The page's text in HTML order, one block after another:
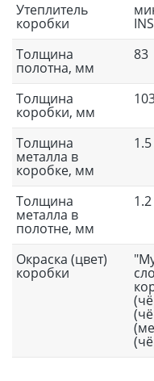
Утеплитель
коробки
Толщина
полотна, мм
83
Толщина
коробки, мм
Толщина
металла в
коробке, мм
1.5
Толщина
металла в
полотне, мм
1.2
Окраска (цвет)
коробки